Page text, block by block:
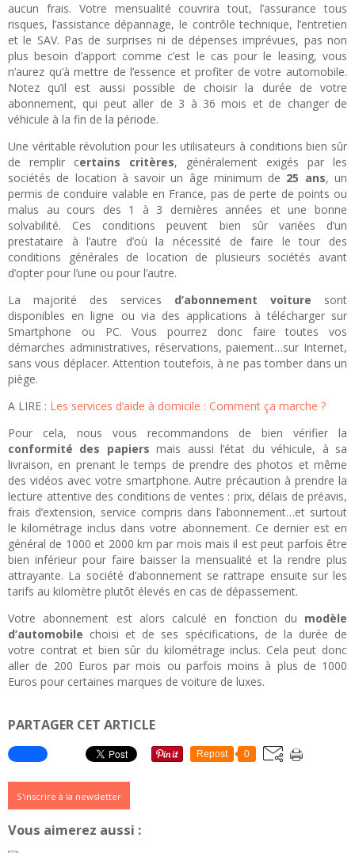
aucun frais. Votre mensualité couvrira tout, l’assurance tous
risques, l’assistance dépannage, le contrôle technique, l’entretien
et le SAV. Pas de surprises ni de dépenses imprévues, pas non
plus besoin d’apport comme c’est le cas pour le leasing, vous
n’aurez qu’à mettre de l’essence et profiter de votre automobile.
Notez qu’il est aussi possible de choisir la durée de votre
abonnement, qui peut aller de 3 à 36 mois et de changer de
véhicule à la fin de la période.
Une véritable révolution pour les utilisateurs à conditions bien sûr
de remplir certains critères, généralement exigés par les
sociétés de location à savoir un âge minimum de 25 ans, un
permis de conduire valable en France, pas de perte de points ou
malus au cours des 1 à 3 dernières années et une bonne
solvabilité. Ces conditions peuvent bien sûr variées d’un
prestataire à l’autre d’où la nécessité de faire le tour des
conditions générales de location de plusieurs sociétés avant
d’opter pour l’une ou pour l’autre.
La majorité des services d’abonnement voiture sont
disponibles en ligne ou via des applications à télécharger sur
Smartphone ou PC. Vous pourrez donc faire toutes vos
démarches administratives, réservations, paiement…sur Internet,
sans vous déplacer. Attention toutefois, à ne pas tomber dans un
piège.
A LIRE : Les services d’aide à domicile : Comment ça marche ?
Pour cela, nous vous recommandons de bien vérifier la
conformité des papiers mais aussi l’état du véhicule, à sa
livraison, en prenant le temps de prendre des photos et même
des vidéos avec votre smartphone. Autre précaution à prendre la
lecture attentive des conditions de ventes : prix, délais de préavis,
frais d’extension, service compris dans l’abonnement…et surtout
le kilométrage inclus dans votre abonnement. Ce dernier est en
général de 1000 et 2000 km par mois mais il est peut parfois être
bien inférieur pour faire baisser la mensualité et la rendre plus
attrayante. La société d’abonnement se rattrape ensuite sur les
tarifs au kilomètre plutôt élevés en cas de dépassement.
Votre abonnement est alors calculé en fonction du modèle
d’automobile choisi et de ses spécifications, de la durée de
votre contrat et bien sûr du kilométrage inclus. Cela peut donc
aller de 200 Euros par mois ou parfois moins à plus de 1000
Euros pour certaines marques de voiture de luxes.
PARTAGER CET ARTICLE
Repost 0
S'inscrire à la newsletter
Vous aimerez aussi :